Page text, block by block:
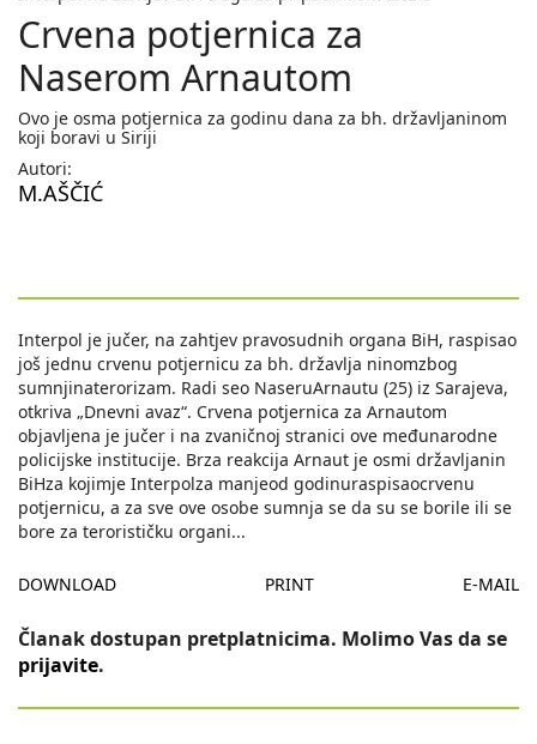
Crvena potjernica za
Naserom Arnautom
Ovo je osma potjernica za godinu dana za bh. državljaninom
koji boravi u Siriji
Autori:
M.AŠČIĆ
Interpol je jučer, na zahtjev pravosudnih organa BiH, raspisao
još jednu crvenu potjernicu za bh. državlja ninomzbog
sumnjinaterorizam. Radi seo NaseruArnautu (25) iz Sarajeva,
otkriva „Dnevni avaz“. Crvena potjernica za Arnautom
objavljena je jučer i na zvaničnoj stranici ove međunarodne
policijske institucije. Brza reakcija Arnaut je osmi državljanin
BiHza kojimje Interpolza manjeod godinuraspisaocrvenu
potjernicu, a za sve ove osobe sumnja se da su se borile ili se
bore za terorističku organi...
DOWNLOAD PRINT E-MAIL
Članak dostupan pretplatnicima. Molimo Vas da se
prijavite.